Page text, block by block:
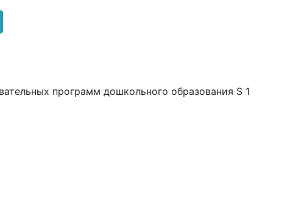
программ дошкольного образования S 1